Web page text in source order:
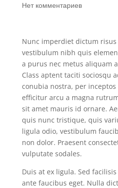
Нет комментариев
Nunc imperdiet dictum
vestibulum nibh quis
a purus nec metus aliquam
Class aptent taciti sociosqu
conubia nostra, per
efficitur arcu a magna
sit amet mauris id ornare.
quis nunc tristique, quis
ligula odio, vestibulum
non dolor. Praesent
vulputate sodales.
Duis at ex ligula. Sed
ante faucibus eget. Nulla